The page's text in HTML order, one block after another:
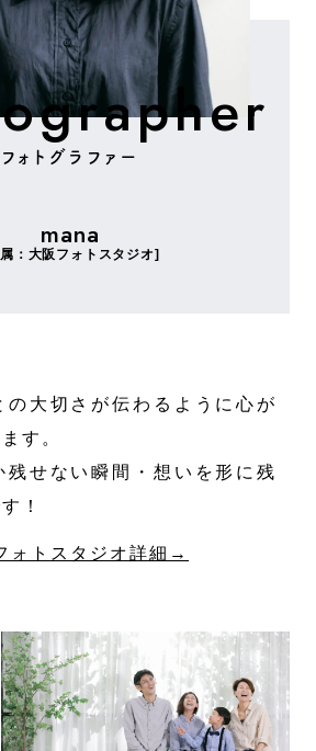
フォトグラファー
mana
：大阪フォトスタジオ]
の大切さが伝わるように心が
す。
残せない瞬間・想いを形に残
！
ォトスタジオ詳細→